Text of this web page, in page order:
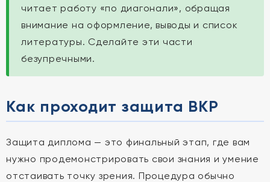
читает работу «по диагонали», обращая
внимание на оформление, выводы и список
литературы. Сделайте эти части
безупречными.
Как проходит защита ВКР
Защита диплома — это финальный этап, где вам
нужно продемонстрировать свои знания и умение
отстаивать точку зрения. Процедура обычно